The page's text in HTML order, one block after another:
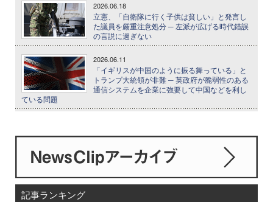
2026.06.18
立憲、「自衛隊に行く子供は貧しい」と発言し
た議員を厳重注意処分 ─ 左派が広げる時代錯誤
の言説に過ぎない
2026.06.11
「イギリスが中国のように振る舞っている」と
トランプ大統領が非難 ─ 英政府が脆弱性のある
通信システムを企業に強要して中国などを利し
ている問題
記事ランキング